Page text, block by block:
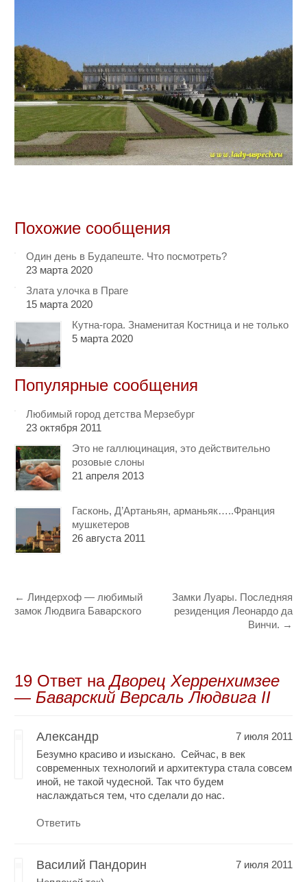
Похожие сообщения
Один день в Будапеште. Что посмотреть?
23 марта 2020
Злата улочка в Праге
15 марта 2020
Кутна-гора. Знаменитая Костница и не только
5 марта 2020
Популярные сообщения
Любимый город детства Мерзебург
23 октября 2011
Это не галлюцинация, это действительно
розовые слоны
21 апреля 2013
Гасконь, Д’Артаньян, арманьяк…..Франция
мушкетеров
26 августа 2011
← Линдерхоф — любимый
замок Людвига Баварского
Замки Луары. Последняя
резиденция Леонардо да
Винчи. →
19 Oтвет наДворец Херренхимзее
— Баварский Версаль Людвига II
Александр
7 июля 2011
Безумно красиво и изыскано. Сейчас, в век
современных технологий и архитектура стала совсем
иной, не такой чудесной. Так что будем
наслаждаться тем, что сделали до нас.
Ответить
Василий Пандорин
7 июля 2011